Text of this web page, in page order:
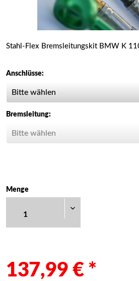
Stahl-Flex Bremsleitungskit BMW K
Anschlüsse:
Bremsleitung:
Menge
137,99 € *